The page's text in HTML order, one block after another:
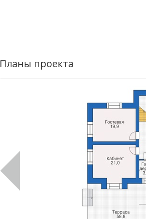
Планы проекта